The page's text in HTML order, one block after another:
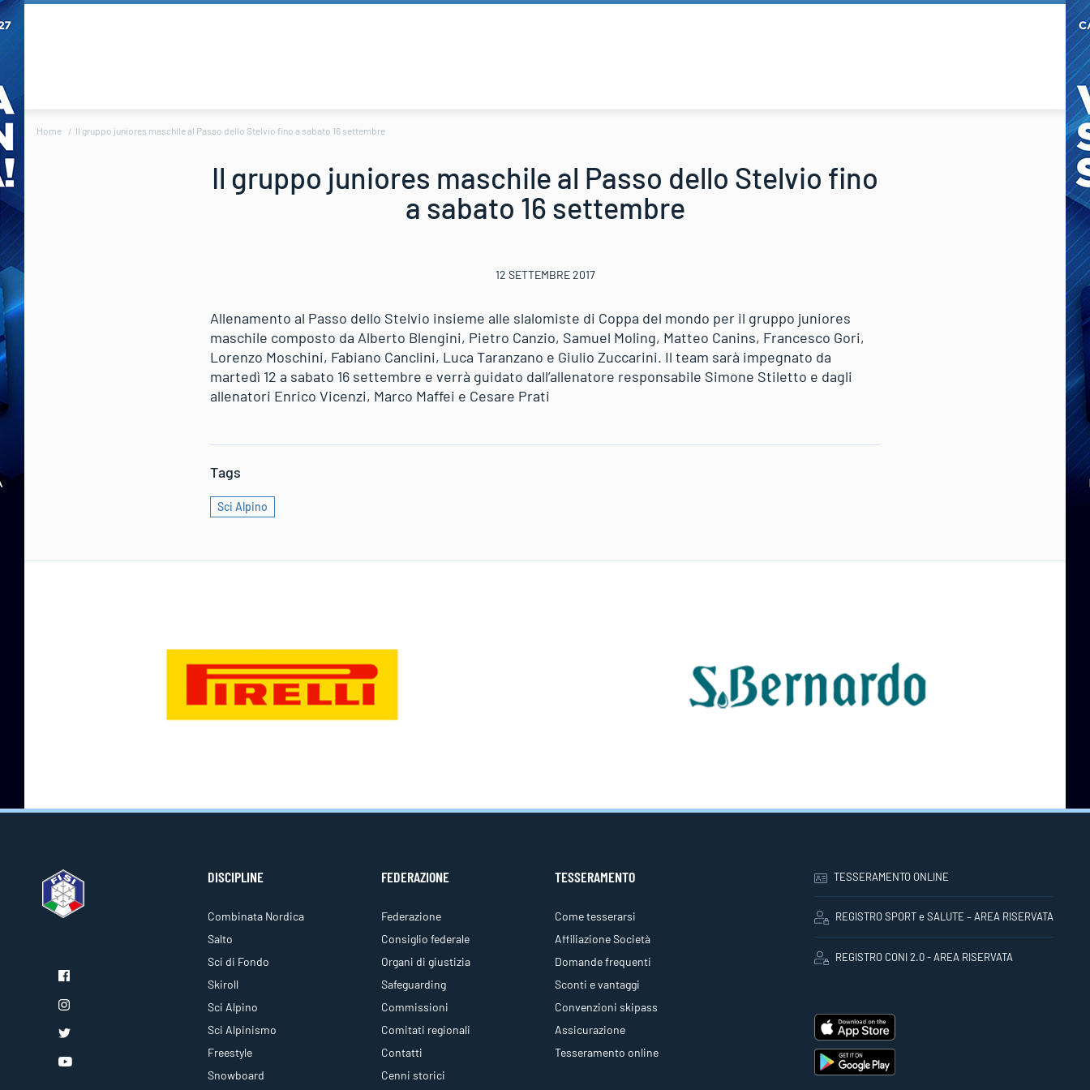
Home Il gruppo juniores maschile al Passo dello Stelvio fino a sabato 16 settembre
Il gruppo juniores maschile al Passo dello Stelvio fino
a sabato 16 settembre
12 SETTEMBRE 2017
Allenamento al Passo dello Stelvio insieme alle slalomiste di Coppa del mondo per il gruppo juniores
maschile composto da Alberto Blengini, Pietro Canzio, Samuel Moling, Matteo Canins, Francesco Gori,
Lorenzo Moschini, Fabiano Canclini, Luca Taranzano e Giulio Zuccarini. Il team sarà impegnato da
martedì 12 a sabato 16 settembre e verrà guidato dall’allenatore responsabile Simone Stiletto e dagli
allenatori Enrico Vicenzi, Marco Maffei e Cesare Prati
Tags
Sci Alpino
DISCIPLINE
Combinata Nordica
Salto
Sci di Fondo
Skiroll
Sci Alpino
Sci Alpinismo
Freestyle
Snowboard
FEDERAZIONE
Federazione
Consiglio federale
Organi di giustizia
Safeguarding
Commissioni
Comitati regionali
Contatti
Cenni storici
TESSERAMENTO
Come tesserarsi
Affiliazione Società
Domande frequenti
Sconti e vantaggi
Convenzioni skipass
Assicurazione
Tesseramento online
TESSERAMENTO ONLINE
REGISTRO SPORT e SALUTE – AREA RISERVATA
REGISTRO CONI 2.0 - AREA RISERVATA